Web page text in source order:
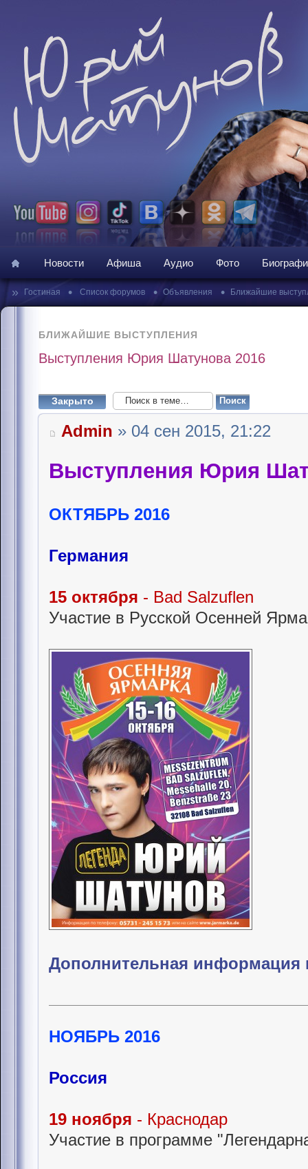
Новости Афиша Аудио Фото
» Гостиная • Список форумов • Объявления • Ближайшие
БЛИЖАЙШИЕ ВЫСТУПЛЕНИЯ
Выступления Юрия Шатунова 2016
Закрыто
Admin » 04 сен 2015, 21:22
Выступления Юрия
ОКТЯБРЬ 2016
Германия
15 октября - Bad Salzuflen
Участие в Русской Осенней
Дополнительная информация
НОЯБРЬ 2016
Россия
19 ноября - Краснодар
Участие в программе